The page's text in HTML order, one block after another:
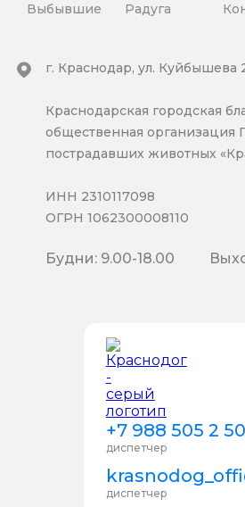
Выбывшие Радуга
+7 988 505 2
диспетчер
диспетчер
г. Краснодар, ул. Куйбышева
Краснодарская городская
общественная организация
пострадавших животных
ИНН 2310117098
ОГРН 1062300008110
Будни: 9.00-18.00